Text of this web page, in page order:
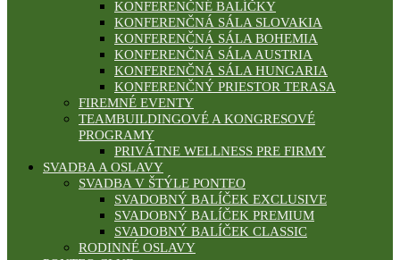
KONFERENČNÉ BALÍČKY
KONFERENČNÁ SÁLA SLOVAKIA
KONFERENČNÁ SÁLA BOHEMIA
KONFERENČNÁ SÁLA AUSTRIA
KONFERENČNÁ SÁLA HUNGARIA
KONFERENČNÝ PRIESTOR TERASA
FIREMNÉ EVENTY
TEAMBUILDINGOVÉ A KONGRESOVÉ
PROGRAMY
PRIVÁTNE WELLNESS PRE FIRMY
SVADBA A OSLAVY
SVADBA V ŠTÝLE PONTEO
SVADOBNÝ BALÍČEK EXCLUSIVE
SVADOBNÝ BALÍČEK PREMIUM
SVADOBNÝ BALÍČEK CLASSIC
RODINNÉ OSLAVY